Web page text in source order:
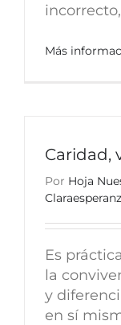
Más
Caridad,
Por Hoja
Es
la
y
en sí